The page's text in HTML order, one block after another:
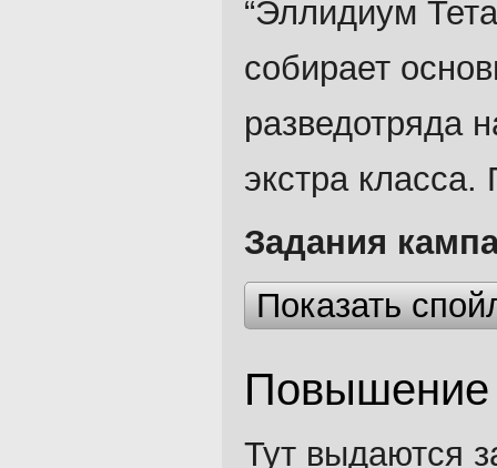
“Эллидиум
собирает
разведотряда
экстра
Задания
Показать
Повышение
Тут выдаются